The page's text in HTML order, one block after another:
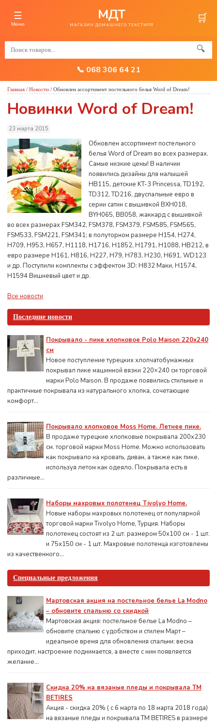
☰
Меню
МДТ
МАГАЗИН ДОМАШНЕГО ТЕКСТИЛЯ 🛒
🔍
📞 068 306 64 21
Последние новости
Покрывало - пике хлопковое Polo Maison 220х240
см
Новое поступление турецких хлопчатобумажных
покрывал пике машинной вязки 220×240 см торговой
марки Polo Maison. В продаже появились стильные и
практичные покрывала из натурального хлопка, сочетающие
комфорт...
Покрывало хлопковое Moss Home. Летнее пике.
В продаже турецкие хлопковые покрывала 200x230
см. торговой марки Moss Home. Можно использовать
как покрывало на кровать, диван, а также как пике,
используя летом как одеяло. Покрывала есть в
различные...
Наборы махровых полотенец Tivolyo Home.
Новые наборы махровых полотенец от популярной
торговой марки Tivolyo Home, Турция. Наборы
полотенец состоят из 2 шт. размером 50x100 см - 1 шт.
и 75х150 см - 1 шт. Махровые полотенца изготовлены
из качественного...
Специальные предложения
Мартовская акция на постельное белье La Modno
– обновите спальню со скидкой
Мартовская акция: постельное белье La Modno –
обновите спальню с удобством и стилем Март –
идеальное время для обновления спальни: весна
приходит, настроение поднимается, а вместе с ним появляется
желание...
Скидка 20% на вязаные пледы и покрывала ТМ
BETIRES
Акция - скидка 20% ( с 6 марта по 18 марта 2018 года)
на вязаные пледы и покрывала ТМ BETIRES в размере
Главная / Новости / Обновлен ассортимент постельного белья Word of Dream!
Новинки Word of Dream!
23 марта 2015
Обновлен ассортимент постельного
белья Word of Dream во всех размерах.
Самые низкие цены! В наличии
появились дизайны для малышей
HB115, детские KT-3 Princessa, TD192,
TD312, TD216, двуспальные евро в
серии сатин с вышивкой BXH018,
BYH065, BB058, жаккард с вышивкой
во всех размерах FSM342, FSM378, FSM379, FSM585, FSM565,
FSM533, FSM221, FSM341; в полуторном размере H154, H274,
H709, H953, H657, H1118, H1716, H1852, H1791, H1088, HB212, в
евро размере H161, H816, H227, H79, H783, H230, H691, WD123
и др. Поступили комплекты с эффектом 3D: H832 Маки, H1574,
H1594 Вишневый цвет и др.
Все новости